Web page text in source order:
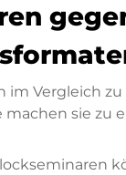
im Vergleich
sie zu